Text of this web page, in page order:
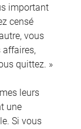
important
censé
vous
affaires,
quittez. »
leurs
une
Si vous